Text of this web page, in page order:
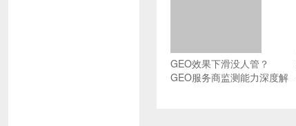
GEO效果下滑没人管？
GEO服务商监测能力深度解